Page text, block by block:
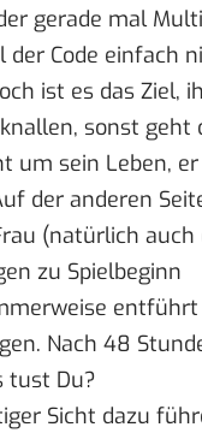
gerade mal
Code einfach
ist es das Ziel,
sonst geht
um sein Leben,
der anderen
(natürlich auch
zu Spielbeginn
Nach 48
tust Du?
Sicht dazu